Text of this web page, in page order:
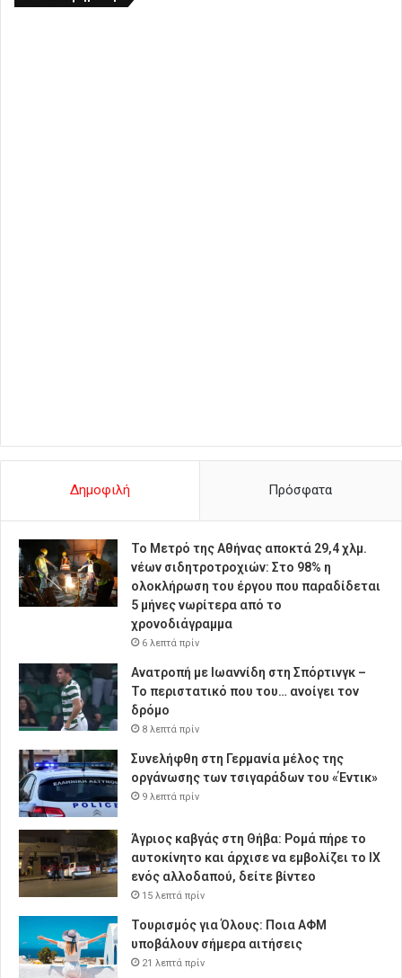
Δημοφιλή Πρόσφατα
Το Μετρό της Αθήνας αποκτά 29,4 χλμ.
νέων σιδητροτροχιών: Στο 98% η
ολοκλήρωση του έργου που παραδίδεται
5 μήνες νωρίτερα από το
χρονοδιάγραμμα
6 λεπτά πρίν
Ανατροπή με Ιωαννίδη στη Σπόρτινγκ –
Το περιστατικό που του… ανοίγει τον
δρόμο
8 λεπτά πρίν
Συνελήφθη στη Γερμανία μέλος της
οργάνωσης των τσιγαράδων του «Έντικ»
9 λεπτά πρίν
Άγριος καβγάς στη Θήβα: Ρομά πήρε το
αυτοκίνητο και άρχισε να εμβολίζει το ΙΧ
ενός αλλοδαπού, δείτε βίντεο
15 λεπτά πρίν
Τουρισμός για Όλους: Ποια ΑΦΜ
υποβάλουν σήμερα αιτήσεις
21 λεπτά πρίν